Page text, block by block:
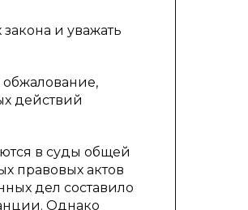
и уважать
действий
в суды общей
правовых актов
дел составило
Однако